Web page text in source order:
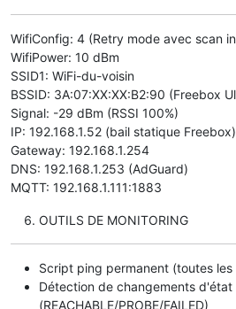
WifiConfig: 4 (Retry mode avec scan
WifiPower: 10 dBm
SSID1: WiFi-du-voisin
BSSID: 3A:07:XX:XX:B2:90 (Freebox
Signal: -29 dBm (RSSI 100%)
IP: 192.168.1.52 (bail statique Freebox)
Gateway: 192.168.1.254
DNS: 192.168.1.253 (AdGuard)
MQTT: 192.168.1.111:1883
OUTILS DE MONITORING
Script ping permanent (toutes les
Détection de changements d'état
(REACHABLE/PROBE/FAILED)